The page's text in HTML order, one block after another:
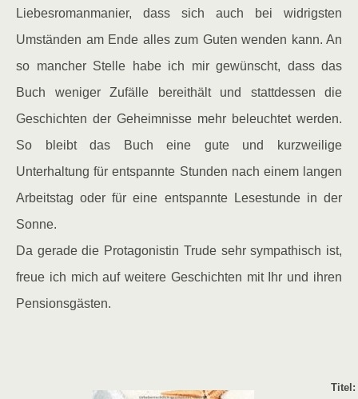
Liebesromanmanier, dass sich auch bei widrigsten
Umständen am Ende alles zum Guten wenden kann. An
so mancher Stelle habe ich mir gewünscht, dass das
Buch weniger Zufälle bereithält und stattdessen die
Geschichten der Geheimnisse mehr beleuchtet werden.
So bleibt das Buch eine gute und kurzweilige
Unterhaltung für entspannte Stunden nach einem langen
Arbeitstag oder für eine entspannte Lesestunde in der
Sonne.
Da gerade die Protagonistin Trude sehr sympathisch ist,
freue ich mich auf weitere Geschichten mit Ihr und ihren
Pensionsgästen.
Titel: